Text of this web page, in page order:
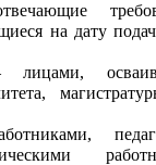
на дату
лицами,